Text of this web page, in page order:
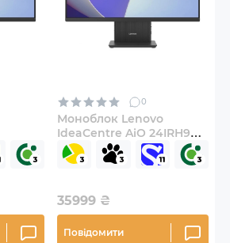
0
Моноблок Lenovo
IdeaCentre AiO 24IRH9
(F0HN00HQUO)
35999 ₴
Повідомити